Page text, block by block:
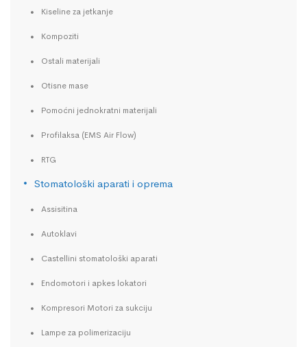
Kiseline za jetkanje
Kompoziti
Ostali materijali
Otisne mase
Pomoćni jednokratni materijali
Profilaksa (EMS Air Flow)
RTG
Stomatološki aparati i oprema
Assisitina
Autoklavi
Castellini stomatološki aparati
Endomotori i apkes lokatori
Kompresori Motori za sukciju
Lampe za polimerizaciju